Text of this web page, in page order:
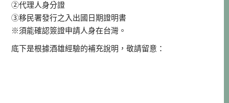
②代理人身分證
③移民署發行之入出國日期證明書
※須能確認簽證申請人身在台灣。
底下是根據酒雄經驗的補充說明，敬請留意：